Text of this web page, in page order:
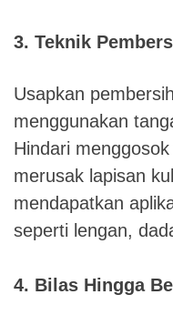
3. Teknik
Usapkan
menggunakan
Hindari
merusak lapisan
mendapatkan
seperti lengan,
4. Bilas Hingga